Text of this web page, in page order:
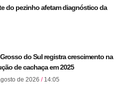
do pezinho afetam diagnóstico da
do Sul registra crescimento na
de cachaça em 2025
de 2026 14:05